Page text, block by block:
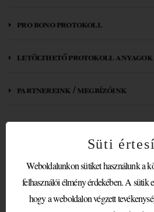
pro bono protokoll
letölthető protokoll anyagok
partnereink / megbízóink
A Süti
Weboldalunkon sütiket használunk a
felhasználói élmény érdekében. A sütik
hogy a weboldalon végzett